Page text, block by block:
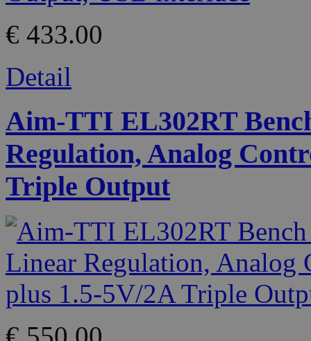
€ 433.00
Detail
Aim-TTI EL302RT
Regulation, Analog
Triple Output